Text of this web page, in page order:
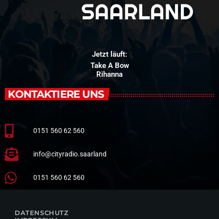
Jetzt läuft:
Take A Bow
Rihanna
KONTAKTIERE UNS
0151 560 62 560
info@cityradio.saarland
0151 560 62 560
DATENSCHUTZ